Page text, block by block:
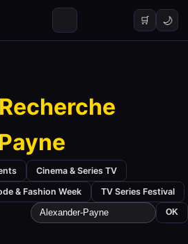
🛒 🌙
Recherche
Cinema & Series TV
& Fashion Week TV Series Festival
OK